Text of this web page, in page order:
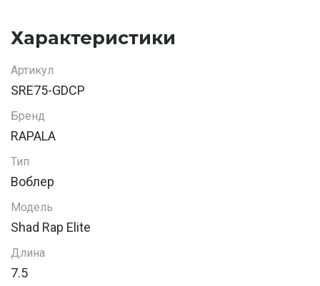
Характеристики
Артикул
SRE75-GDCP
Бренд
RAPALA
Тип
Воблер
Модель
Shad Rap Elite
Длина
7.5